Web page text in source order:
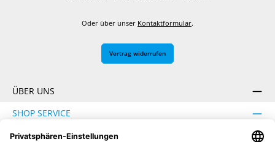
Oder über unser Kontaktformular.
Vertrag widerrufen
ÜBER UNS
SHOP SERVICE
INFORMATION